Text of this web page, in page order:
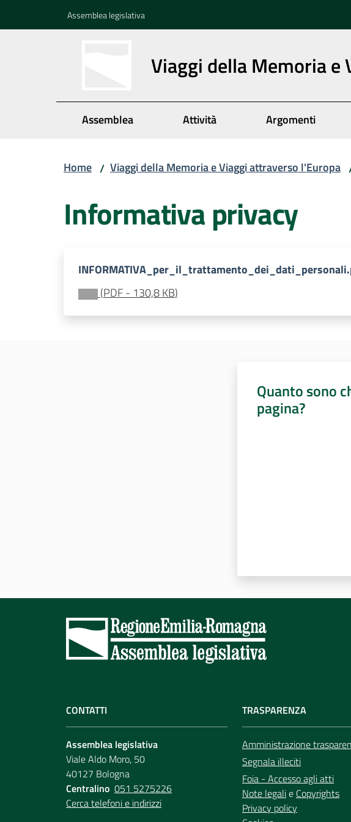
Assemblea legislativa
Viaggi della Memoria
Assemblea Attività Argomenti
Home / Viaggi della Memoria e Viaggi attraverso l'Europa
Informativa privacy
(PDF- 130,8 KB)
Quanto sono
pagina?
CONTATTI
Assemblea legislativa
Viale Aldo Moro, 50
40127 Bologna
Centralino 051 5275226
Cerca telefoni e indirizzi
TRASPARENZA
Amministrazione
Segnala illeciti
Foia - Accesso agli atti
Note legalie Copyrights
Privacy policy